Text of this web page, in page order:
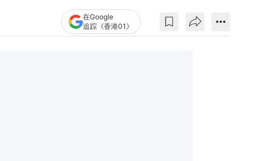
在Google
追踪《香港01》